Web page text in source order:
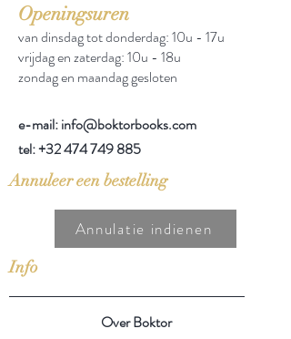
Openingsuren
van dinsdag tot donderdag: 10u - 17u
vrijdag en zaterdag: 10u - 18u
zondag en maandag gesloten
e-mail: info@boktorbooks.com
tel:+32 474 749 885
Annuleer een bestelling
Annulatie indienen
Info
Over Boktor